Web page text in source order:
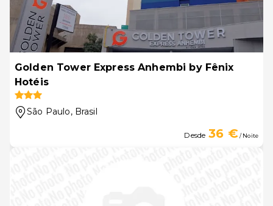
Golden Tower Express Anhembi by Fênix
Hotéis
São Paulo, Brasil
Desde 36 €/ Noite